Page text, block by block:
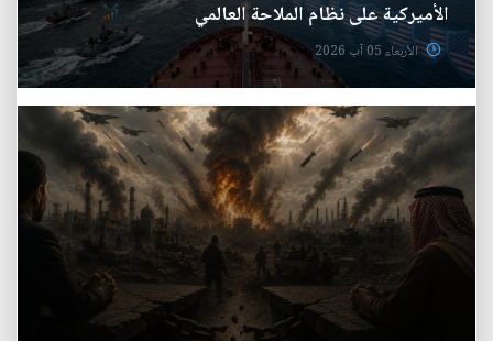
الأميركية على نظام الملاحة العالمي
الأربعاء 05 آب 2026